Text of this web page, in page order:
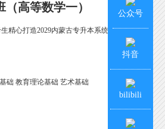
高等数学一）
精心打造2029内蒙古专升本系统
础 教育理论基础 艺术基础
公众号
抖音
bilibili